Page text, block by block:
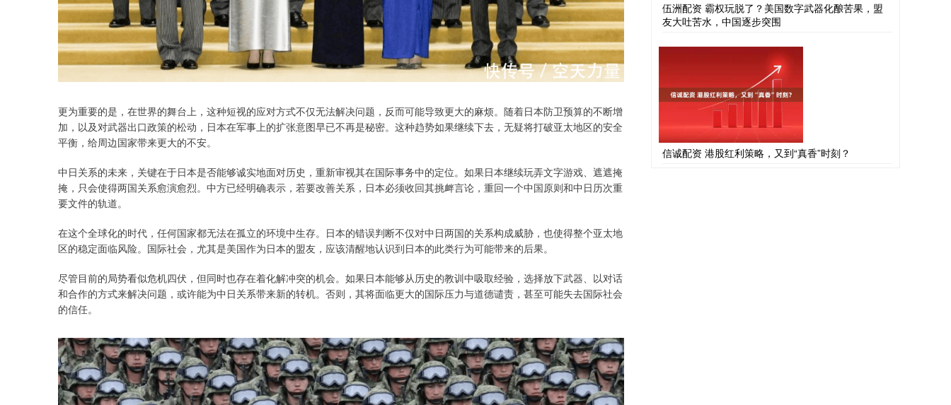
更为重要的是，在世界的舞台上，这种短视的应对方式不仅无法解决问题，反而可能导致更大的麻烦。随着日本防卫预算的不断增
加，以及对武器出口政策的松动，日本在军事上的扩张意图早已不再是秘密。这种趋势如果继续下去，无疑将打破亚太地区的安全
平衡，给周边国家带来更大的不安。
中日关系的未来，关键在于日本是否能够诚实地面对历史，重新审视其在国际事务中的定位。如果日本继续玩弄文字游戏、遮遮掩
掩，只会使得两国关系愈演愈烈。中方已经明确表示，若要改善关系，日本必须收回其挑衅言论，重回一个中国原则和中日历次重
要文件的轨道。
在这个全球化的时代，任何国家都无法在孤立的环境中生存。日本的错误判断不仅对中日两国的关系构成威胁，也使得整个亚太地
区的稳定面临风险。国际社会，尤其是美国作为日本的盟友，应该清醒地认识到日本的此类行为可能带来的后果。
尽管目前的局势看似危机四伏，但同时也存在着化解冲突的机会。如果日本能够从历史的教训中吸取经验，选择放下武器、以对话
和合作的方式来解决问题，或许能为中日关系带来新的转机。否则，其将面临更大的国际压力与道德谴责，甚至可能失去国际社会
的信任。
伍洲配资 霸权玩脱了？美国数字武器化酿苦果，盟
友大吐苦水，中国逐步突围
信诚配资 港股红利策略，又到“真香”时刻？